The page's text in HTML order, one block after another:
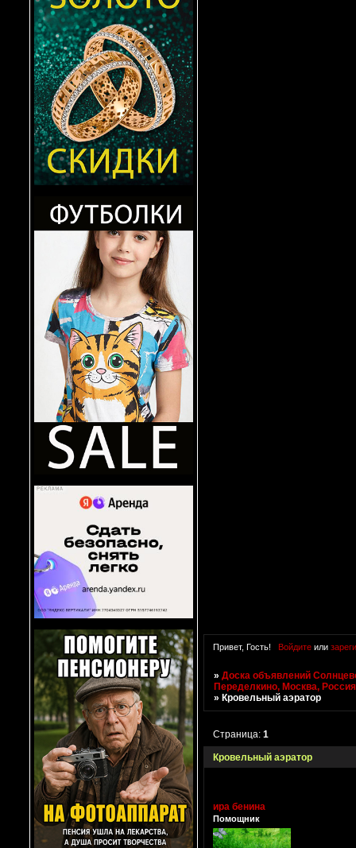
Привет, Гость! Войдитеили
»Доска объявлений
Переделкино, Москва, Россия
»Кровельный аэратор
Кровельный аэратор
Страница:1
ира бенина
Помощник